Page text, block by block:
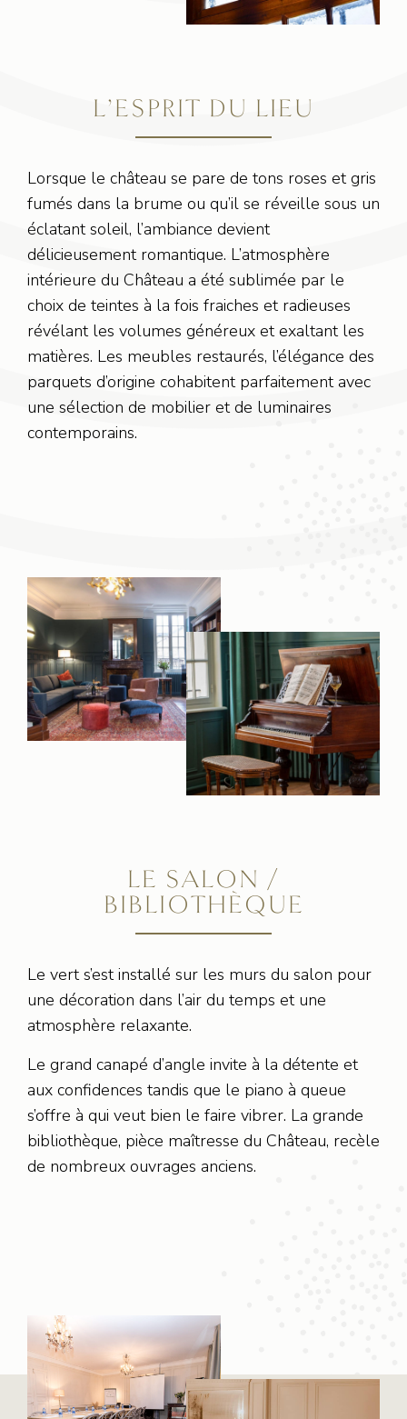
L’ESPRIT DU LIEU
Lorsque le château se pare de tons roses et gris
fumés dans la brume ou qu’il se réveille sous un
éclatant soleil, l’ambiance devient
délicieusement romantique. L’atmosphère
intérieure du Château a été sublimée par le
choix de teintes à la fois fraiches et radieuses
révélant les volumes généreux et exaltant les
matières. Les meubles restaurés, l’élégance des
parquets d’origine cohabitent parfaitement avec
une sélection de mobilier et de luminaires
contemporains.
LE SALON /
BIBLIOTHÈQUE
Le vert s’est installé sur les murs du salon pour
une décoration dans l’air du temps et une
atmosphère relaxante.
Le grand canapé d’angle invite à la détente et
aux confidences tandis que le piano à queue
s’offre à qui veut bien le faire vibrer. La grande
bibliothèque, pièce maîtresse du Château, recèle
de nombreux ouvrages anciens.